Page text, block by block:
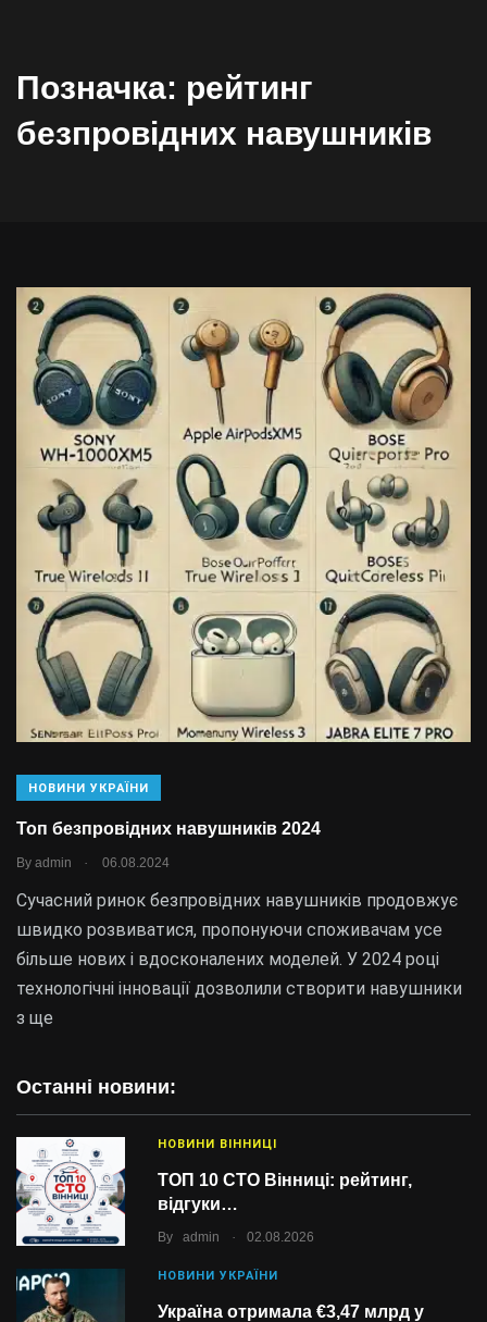
Позначка: рейтинг
безпровідних навушників
НОВИНИ УКРАЇНИ
Топ безпровідних навушників 2024
By admin . 06.08.2024
Сучасний ринок безпровідних навушників продовжує
швидко розвиватися, пропонуючи споживачам усе
більше нових і вдосконалених моделей. У 2024 році
технологічні інновації дозволили створити навушники
з ще
Останні новини:
НОВИНИ ВІННИЦІ
ТОП 10 СТО Вінниці: рейтинг,
відгуки…
By admin . 02.08.2026
НОВИНИ УКРАЇНИ
Україна отримала €3,47 млрд у